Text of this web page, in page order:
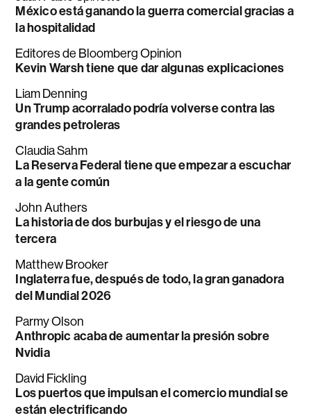
México está ganando la guerra comercial gracias a
la hospitalidad
Editores de Bloomberg Opinion
Kevin Warsh tiene que dar algunas explicaciones
Liam Denning
Un Trump acorralado podría volverse contra las
grandes petroleras
Claudia Sahm
La Reserva Federal tiene que empezar a escuchar
a la gente común
John Authers
La historia de dos burbujas y el riesgo de una
tercera
Matthew Brooker
Inglaterra fue, después de todo, la gran ganadora
del Mundial 2026
Parmy Olson
Anthropic acaba de aumentar la presión sobre
Nvidia
David Fickling
Los puertos que impulsan el comercio mundial se
están electrificando